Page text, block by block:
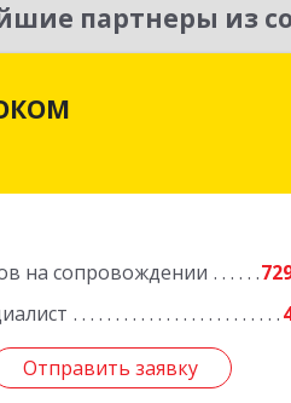
партнеры из
на сопровождении
Отправить заявку
Отправить заявку